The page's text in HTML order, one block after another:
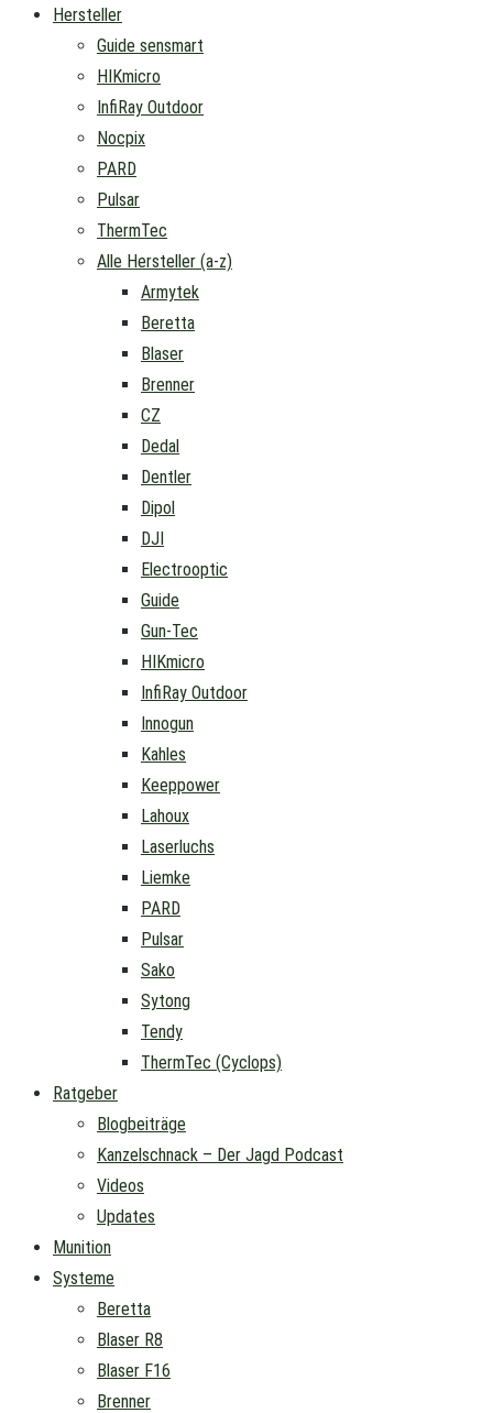
Hersteller
Guide sensmart
HIKmicro
InfiRay Outdoor
Nocpix
PARD
Pulsar
ThermTec
Alle Hersteller (a-z)
Armytek
Beretta
Blaser
Brenner
CZ
Dedal
Dentler
Dipol
DJI
Electrooptic
Guide
Gun-Tec
HIKmicro
InfiRay Outdoor
Innogun
Kahles
Keeppower
Lahoux
Laserluchs
Liemke
PARD
Pulsar
Sako
Sytong
Tendy
ThermTec (Cyclops)
Ratgeber
Blogbeiträge
Kanzelschnack – Der Jagd Podcast
Videos
Updates
Munition
Systeme
Beretta
Blaser R8
Blaser F16
Brenner